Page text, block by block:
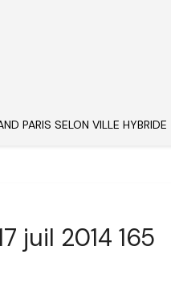
PARIS SELON VILLE HYBRIDE
juil 2014 165